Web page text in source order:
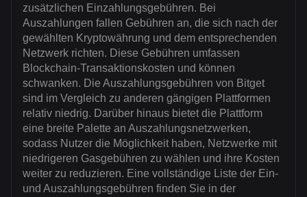
zusätzlichen Einzahlungsgebühren. Bei
Auszahlungen fallen Gebühren an, die sich nach der
gewählten Kryptowährung und dem entsprechenden
Netzwerk richten. Diese Gebühren umfassen
Blockchain-Transaktionskosten und können
schwanken. Die Auszahlungsgebühren von Bitget
sind im Vergleich zu anderen gängigen Plattformen
relativ niedrig. Darüber hinaus bietet die Plattform
eine breite Palette an Auszahlungsnetzwerken,
sodass Nutzer die Möglichkeit haben, Netzwerke mit
niedrigeren Gasgebühren zu wählen und ihre Kosten
weiter zu reduzieren. Eine vollständige Liste der Ein-
und Auszahlungsgebühren finden Sie in der